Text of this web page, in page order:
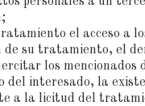
el acceso a
su tratamiento, el
los mencionados
del interesado, la
a la licitud del